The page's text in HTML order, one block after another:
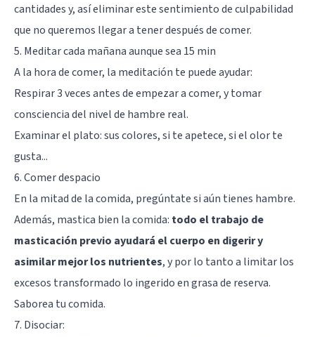
cantidades y, así eliminar este sentimiento de culpabilidad
que no queremos llegar a tener después de comer.
5. Meditar cada mañana aunque sea 15 min
A la hora de comer, la meditación te puede ayudar:
Respirar 3 veces antes de empezar a comer, y tomar
consciencia del nivel de hambre real.
Examinar el plato: sus colores, si te apetece, si el olor te
gusta...
6. Comer despacio
En la mitad de la comida, pregúntate si aún tienes hambre.
Además, mastica bien la comida: todo el trabajo de
masticación previo ayudará el cuerpo en digerir y
asimilar mejor los nutrientes, y por lo tanto a limitar los
excesos transformado lo ingerido en grasa de reserva.
Saborea tu comida.
7. Disociar: